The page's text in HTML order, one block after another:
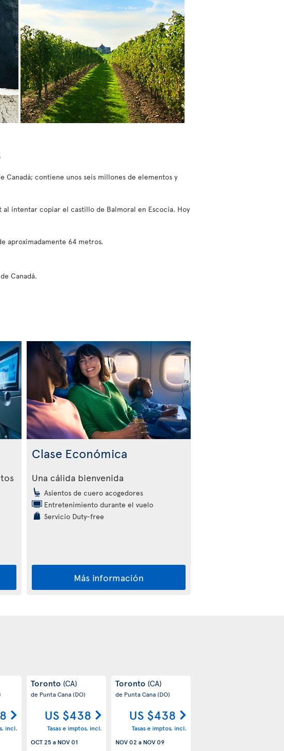
Canadá; contiene unos seis millones de elementos y
intentar copiar el castillo de Balmoral en Escocia. Hoy
aproximadamente 64 metros.
Canadá.
Clase Económica
Una cálida bienvenida
Asientos de cuero acogedores
Entretenimiento durante el vuelo
Servicio Duty-free
Más información
incl.
Toronto (CA)
de Punta Cana(DO)
US $438
Tasas e imptos. incl.
OCT 25a NOV 01
Toronto (CA)
de Punta Cana(DO)
US $438
Tasas e imptos. incl.
NOV 02 a NOV 09